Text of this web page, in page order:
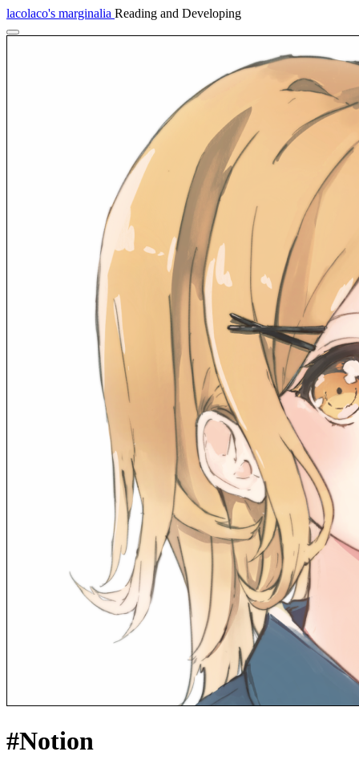
lacolaco's marginalia Reading and Developing
#Notion